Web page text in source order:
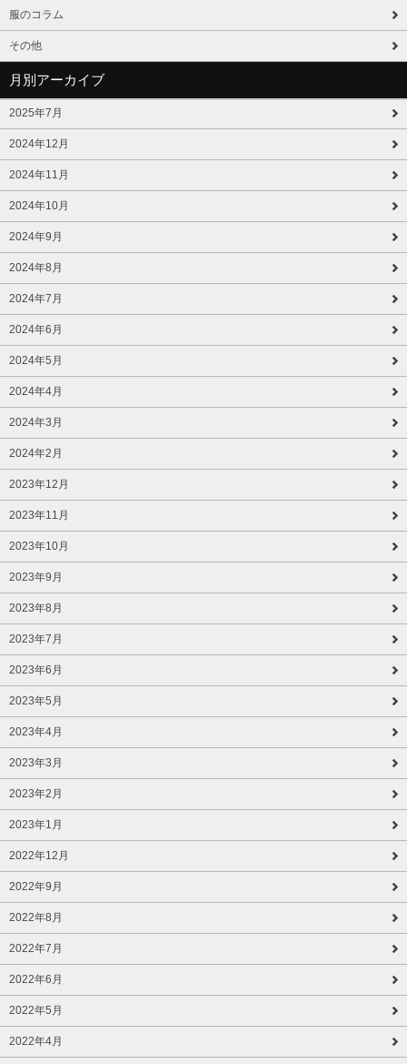
服のコラム
その他
月別アーカイブ
2025年7月
2024年12月
2024年11月
2024年10月
2024年9月
2024年8月
2024年7月
2024年6月
2024年5月
2024年4月
2024年3月
2024年2月
2023年12月
2023年11月
2023年10月
2023年9月
2023年8月
2023年7月
2023年6月
2023年5月
2023年4月
2023年3月
2023年2月
2023年1月
2022年12月
2022年9月
2022年8月
2022年7月
2022年6月
2022年5月
2022年4月